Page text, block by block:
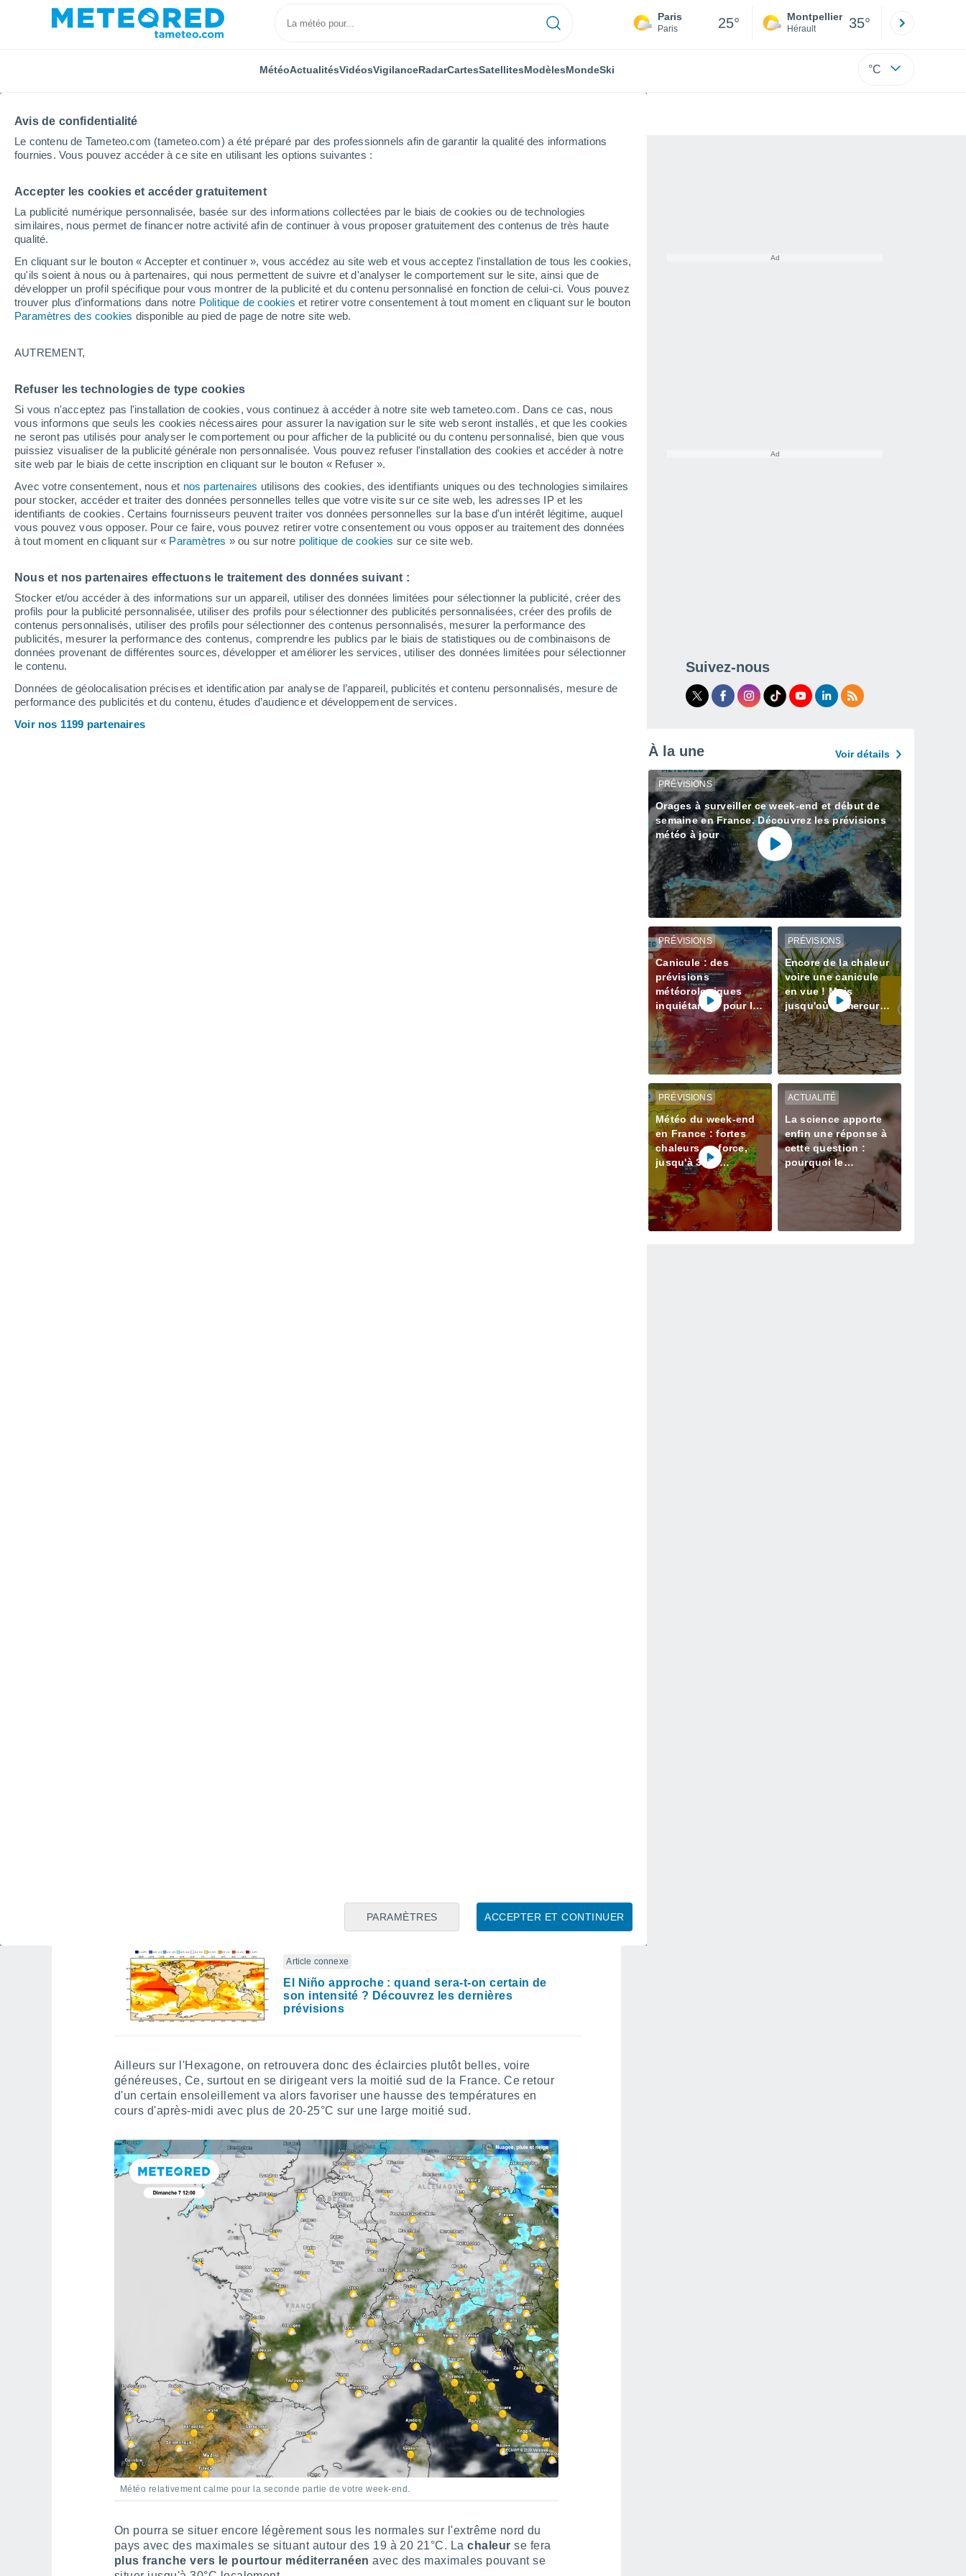
Avis de confidentialité
Le contenu de Tameteo.com (tameteo.com) a été préparé par des professionnels afin de garantir la qualité des informations
fournies. Vous pouvez accéder à ce site en utilisant les options suivantes :
Accepter les cookies et accéder gratuitement
La publicité numérique personnalisée, basée sur des informations collectées par le biais de cookies ou de technologies
similaires, nous permet de financer notre activité afin de continuer à vous proposer gratuitement des contenus de très haute
qualité.
En cliquant sur le bouton « Accepter et continuer », vous accédez au site web et vous acceptez l'installation de tous les cookies,
qu'ils soient à nous ou à partenaires, qui nous permettent de suivre et d'analyser le comportement sur le site, ainsi que de
développer un profil spécifique pour vous montrer de la publicité et du contenu personnalisé en fonction de celui-ci. Vous pouvez
trouver plus d'informations dans notre Politique de cookies et retirer votre consentement à tout moment en cliquant sur le bouton
Paramètres des cookies disponible au pied de page de notre site web.
AUTREMENT,
Refuser les technologies de type cookies
Si vous n'acceptez pas l'installation de cookies, vous continuez à accéder à notre site web tameteo.com. Dans ce cas, nous
vous informons que seuls les cookies nécessaires pour assurer la navigation sur le site web seront installés, et que les cookies
ne seront pas utilisés pour analyser le comportement ou pour afficher de la publicité ou du contenu personnalisé, bien que vous
puissiez visualiser de la publicité générale non personnalisée. Vous pouvez refuser l'installation des cookies et accéder à notre
site web par le biais de cette inscription en cliquant sur le bouton « Refuser ».
Avec votre consentement, nous et nos partenaires utilisons des cookies, des identifiants uniques ou des technologies similaires
pour stocker, accéder et traiter des données personnelles telles que votre visite sur ce site web, les adresses IP et les
identifiants de cookies. Certains fournisseurs peuvent traiter vos données personnelles sur la base d'un intérêt légitime, auquel
vous pouvez vous opposer. Pour ce faire, vous pouvez retirer votre consentement ou vous opposer au traitement des données
à tout moment en cliquant sur « Paramètres » ou sur notre politique de cookies sur ce site web.
Nous et nos partenaires effectuons le traitement des données suivant :
Stocker et/ou accéder à des informations sur un appareil, utiliser des données limitées pour sélectionner la publicité, créer des
profils pour la publicité personnalisée, utiliser des profils pour sélectionner des publicités personnalisées, créer des profils de
contenus personnalisés, utiliser des profils pour sélectionner des contenus personnalisés, mesurer la performance des
publicités, mesurer la performance des contenus, comprendre les publics par le biais de statistiques ou de combinaisons de
données provenant de différentes sources, développer et améliorer les services, utiliser des données limitées pour sélectionner
le contenu.
Données de géolocalisation précises et identification par analyse de l’appareil, publicités et contenu personnalisés, mesure de
performance des publicités et du contenu, études d’audience et développement de services.
Voir nos 1199 partenaires
ACCEPTER ET CONTINUER
PARAMÈTRES
Paris
Paris 25° Montpellier
Hérault 35°
MétéoActualitésVidéosVigilanceRadarCartesSatellitesModèlesMondeSki °C
Météo week-end : pluie suivie du soleil et de la
chaleur ? Voici les prévisions en France
La météo en France est pluvieuse ce jeudi. Une amélioration est-
elle envisagée poru ce week-end ? Découvrez les prévisions
côtes bretonnes en remontant jusqu'au littoral de la Côte d'Opale.
Article connexe
El Niño approche : quand sera-t-on certain de
son intensité ? Découvrez les dernières
prévisions
Ailleurs sur l'Hexagone, on retrouvera donc des éclaircies plutôt belles, voire
généreuses, Ce, surtout en se dirigeant vers la moitié sud de la France. Ce retour
d'un certain ensoleillement va alors favoriser une hausse des températures en
cours d'après-midi avec plus de 20-25°C sur une large moitié sud.
Météo relativement calme pour la seconde partie de votre week-end.
On pourra se situer encore légèrement sous les normales sur l'extrême nord du
pays avec des maximales se situant autour des 19 à 20 21°C. Lachaleur se fera
plus franche vers le pourtour méditerranéen avec des maximales pouvant se
Suivez-nous
À la une Voir détails
PRÉVISIONS
Orages à surveiller ce week-end et début de
semaine en France. Découvrez les prévisions
météo à jour
PRÉVISIONS
Canicule : des
prévisions
météorologiques
inquiétantes pour la
semaine prochaine
en France avec plus
de 40 degrés
PRÉVISIONS
Encore de la chaleur
voire une canicule
en vue ! Mais
jusqu'où le mercure
va-t-il grimper ? Voici
nos infos
PRÉVISIONS
Météo du week-end
en France : fortes
chaleurs en force,
jusqu'à 38°C
attendus
ACTUALITÉ
La science apporte
enfin une réponse à
cette question :
pourquoi le
moustique choisit-il
de vous piquer ?